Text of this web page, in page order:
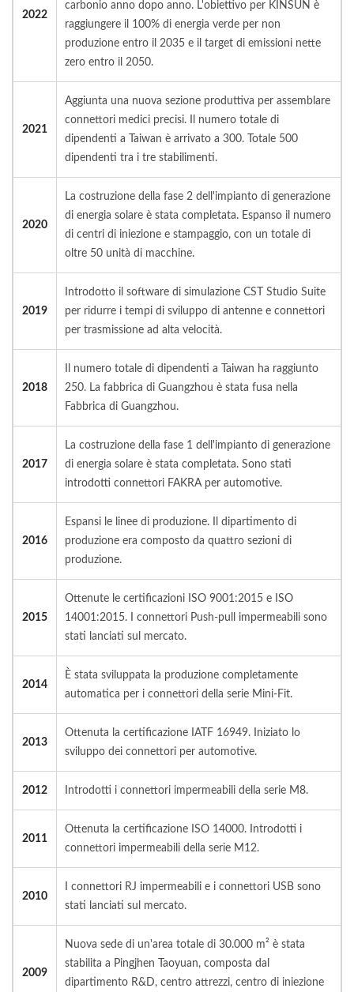
2022
carbonio anno dopo anno. L'obiettivo per KINSUN è
raggiungere il 100% di energia verde per non
produzione entro il 2035 e il target di emissioni nette
zero entro il 2050.
2021
Aggiunta una nuova sezione produttiva per assemblare
connettori medici precisi. Il numero totale di
dipendenti a Taiwan è arrivato a 300. Totale 500
dipendenti tra i tre stabilimenti.
2020
La costruzione della fase 2 dell'impianto di generazione
di energia solare è stata completata. Espanso il numero
di centri di iniezione e stampaggio, con un totale di
oltre 50 unità di macchine.
2019
Introdotto il software di simulazione CST Studio Suite
per ridurre i tempi di sviluppo di antenne e connettori
per trasmissione ad alta velocità.
2018
Il numero totale di dipendenti a Taiwan ha raggiunto
250. La fabbrica di Guangzhou è stata fusa nella
Fabbrica di Guangzhou.
2017
La costruzione della fase 1 dell'impianto di generazione
di energia solare è stata completata. Sono stati
introdotti connettori FAKRA per automotive.
2016
Espansi le linee di produzione. Il dipartimento di
produzione era composto da quattro sezioni di
produzione.
2015
Ottenute le certificazioni ISO 9001:2015 e ISO
14001:2015. I connettori Push-pull impermeabili sono
stati lanciati sul mercato.
2014
È stata sviluppata la produzione completamente
automatica per i connettori della serie Mini-Fit.
2013
Ottenuta la certificazione IATF 16949. Iniziato lo
sviluppo dei connettori per automotive.
2012 Introdotti i connettori impermeabili della serie M8.
2011
Ottenuta la certificazione ISO 14000. Introdotti i
connettori impermeabili della serie M12.
2010
I connettori RJ impermeabili e i connettori USB sono
stati lanciati sul mercato.
2009
Nuova sede di un'area totale di 30.000 m² è stata
stabilita a Pingjhen Taoyuan, composta dal
dipartimento R&D, centro attrezzi, centro di iniezione